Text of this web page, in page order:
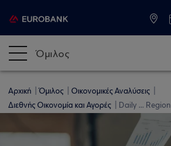
Όμιλος
Αρχική Όμιλος
Οικονομικές Αναλύσεις
Διεθνής Οικονομία και Αγορές
Daily ... Region